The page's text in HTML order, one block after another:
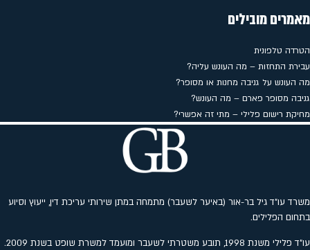
מאמרים מובילים
הטרדה טלפונית
עבירת התחזות – מה העונש עליה?
מה העונש על גניבה מחנות או מסופר?
גניבה מסופר פארם – מה העונש?
מחיקת רישום פלילי – מתי זה אפשרי?
משרד עו"ד גיל בר-אור (באיער לשעבר) מתמחה במתן שירותי עריכת דין, ייעוץ וסיוע
בתחום הפלילים.
עו"ד פלילי משנת 1998, תובע משטרתי לשעבר ומועמד למשרת שופט בשנת 2009.